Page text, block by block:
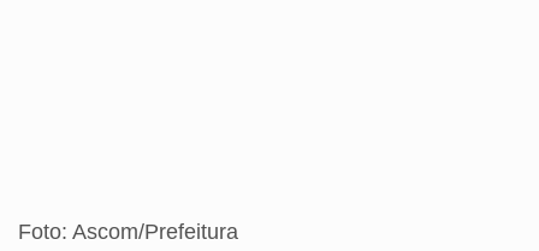
Foto: Ascom/Prefeitura